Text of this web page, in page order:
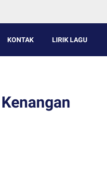
KONTAK LIRIK LAGU